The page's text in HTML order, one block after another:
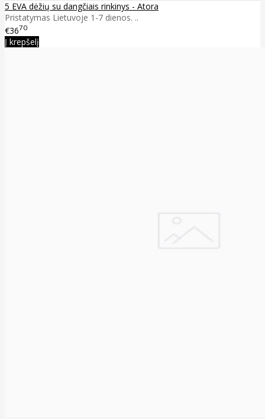
5 EVA dėžių su dangčiais rinkinys - Atora
Pristatymas Lietuvoje 1-7 dienos. ..
€3670
Į krepšelį